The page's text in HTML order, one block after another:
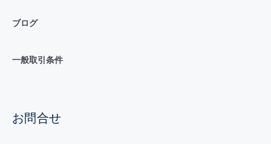
ブログ
一般取引条件
お問合せ